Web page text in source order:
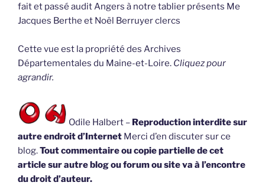
fait et passé audit Angers à notre tablier présents Me
Jacques Berthe et Noël Berruyer clercs
Cette vue est la propriété des Archives
Départementales du Maine-et-Loire. Cliquez pour
agrandir.
Odile Halbert – Reproduction interdite sur
autre endroit d’Internet Merci d’en discuter sur ce
blog.Tout commentaire ou copie partielle de cet
article sur autre blog ou forum ou site va à l’encontre
du droit d’auteur.